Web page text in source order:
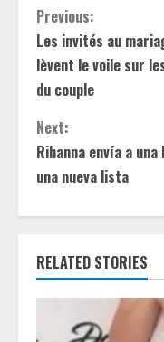
C
o
n
t
i
n
u
e
Previous:
Les invités au
lèvent le voile sur
du couple
Next:
Rihanna envía a
una nueva lista
RELATED STORIES